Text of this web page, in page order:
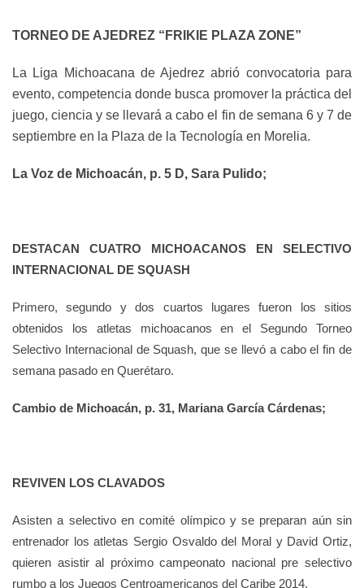
TORNEO DE AJEDREZ “FRIKIE PLAZA ZONE”
La Liga Michoacana de Ajedrez abrió convocatoria para
evento, competencia donde busca promover la práctica del
juego, ciencia y se llevará a cabo el fin de semana 6 y 7 de
septiembre en la Plaza de la Tecnología en Morelia.
La Voz de Michoacán, p. 5 D, Sara Pulido;
DESTACAN CUATRO MICHOACANOS EN SELECTIVO
INTERNACIONAL DE SQUASH
Primero, segundo y dos cuartos lugares fueron los sitios
obtenidos los atletas michoacanos en el Segundo Torneo
Selectivo Internacional de Squash, que se llevó a cabo el fin de
semana pasado en Querétaro.
Cambio de Michoacán, p. 31, Mariana García Cárdenas;
REVIVEN LOS CLAVADOS
Asisten a selectivo en comité olímpico y se preparan aún sin
entrenador los atletas Sergio Osvaldo del Moral y David Ortiz,
quieren asistir al próximo campeonato nacional pre selectivo
rumbo a los Juegos Centroamericanos del Caribe 2014.